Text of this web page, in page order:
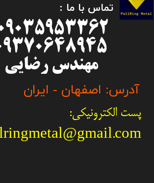
تماس با ما :
مهندس رضایی
آدرس: اصفهان - ایران
پست الکترونیکی: